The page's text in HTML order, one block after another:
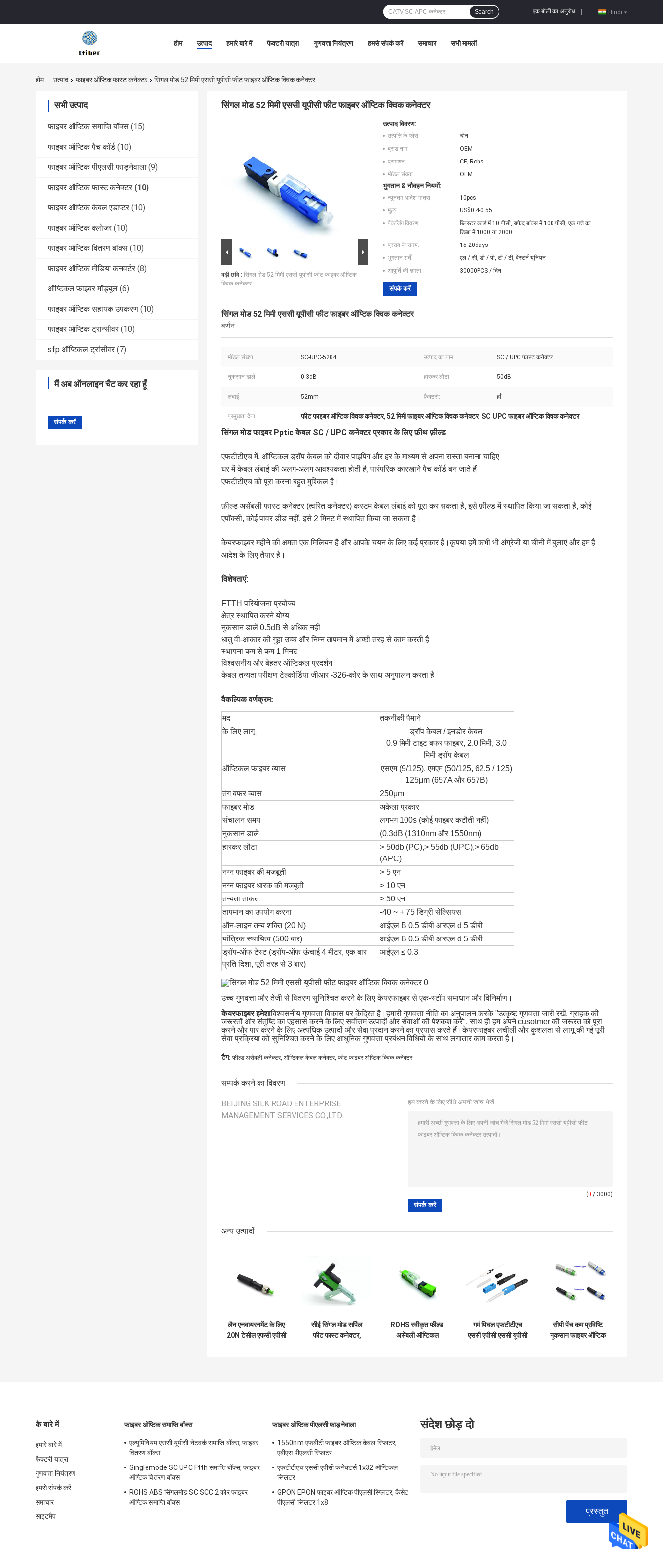
Hindi
एक बोली का अनुरोध
Search
होम उत्पाद हमारे बारे में फैक्टरी यात्रा गुणवत्ता नियंत्रण हमसे संपर्क करें समाचार सभी मामलों
होम उत्पाद फाइबर ऑप्टिक फास्ट कनेक्टर सिंगल मोड 52 मिमी एससी यूपीसी फीट फाइबर ऑप्टिक क्विक कनेक्टर
सभी उत्पाद
फाइबर ऑप्टिक समाप्ति बॉक्स (15)
फाइबर ऑप्टिक पैच कॉर्ड (10)
फाइबर ऑप्टिक पीएलसी फाड़नेवाला (9)
फाइबर ऑप्टिक फास्ट कनेक्टर (10)
फाइबर ऑप्टिक केबल एडाप्टर (10)
फाइबर ऑप्टिक क्लोजर (10)
फाइबर ऑप्टिक वितरण बॉक्स (10)
फाइबर ऑप्टिक मीडिया कनवर्टर (8)
ऑप्टिकल फाइबर मॉड्यूल (6)
फाइबर ऑप्टिक सहायक उपकरण (10)
फाइबर ऑप्टिक ट्रान्सीवर (10)
sfp ऑप्टिकल ट्रांसीवर (7)
मैं अब ऑनलाइन चैट कर रहा हूँ
सिंगल मोड 52 मिमी एससी यूपीसी फीट फाइबर ऑप्टिक क्विक कनेक्टर
बड़ी छवि : सिंगल मोड 52 मिमी एससी यूपीसी फीट फाइबर ऑप्टिक
क्विक कनेक्टर
उत्पाद विवरण:
उत्पत्ति के प्लेस:
चीन
ब्रांड नाम:
OEM
प्रमाणन:
CE; Rohs
मॉडल संख्या:
OEM
भुगतान & नौवहन नियमों:
न्यूनतम आदेश मात्रा:
10pcs
मूल्य:
US$0.4-0.55
पैकेजिंग विवरण:
ब्लिस्टर कार्ड में 10 पीसी, सफेद बॉक्स में 100 पीसी, एक गत्ते का
डिब्बा में 1000 या 2000
प्रसव के समय:
15-20days
भुगतान शर्तें:
एल / सी, डी / पी, टी / टी, वेस्टर्न यूनियन
आपूर्ति की क्षमता:
30000PCS / दिन
संपर्क करें
सिंगल मोड 52 मिमी एससी यूपीसी फीट फाइबर ऑप्टिक क्विक कनेक्टर
वर्णन
मॉडल संख्या: SC-UPC-5204 उत्पाद का नाम: SC / UPC फास्ट कनेक्टर
नुकसान डालें: 0.3dB हारकर लौटा: 50dB
लंबाई: 52mm फ़ैक्टरी: हाँ
प्रमुखता देना: फीट फाइबर ऑप्टिक क्विक कनेक्टर, 52 मिमी फाइबर ऑप्टिक क्विक कनेक्टर, SC UPC फाइबर ऑप्टिक क्विक कनेक्टर
सिंगल मोड फाइबर Pptic केबल SC / UPC कनेक्टर प्रकार के लिए फ़ीथ फ़ील्ड
एफटीटीएच में, ऑप्टिकल ड्रॉप केबल को दीवार पाइपिंग और हर के माध्यम से अपना रास्ता बनाना चाहिए
घर में केबल लंबाई की अलग-अलग आवश्यकता होती है, पारंपरिक कारखाने पैच कॉर्ड बन जाते हैं
एफटीटीएच को पूरा करना बहुत मुश्किल है।
फ़ील्ड असेंबली फास्ट कनेक्टर (त्वरित कनेक्टर) कस्टम केबल लंबाई को पूरा कर सकता है, इसे फ़ील्ड में स्थापित किया जा सकता है, कोई
एपॉक्सी, कोई पावर डीड नहीं, इसे 2 मिनट में स्थापित किया जा सकता है।
केयरफाइबर महीने की क्षमता एक मिलियन है और आपके चयन के लिए कई प्रकार हैं।कृपया हमें कभी भी अंग्रेजी या चीनी में बुलाएं और हम हैं
आदेश के लिए तैयार है।
विशेषताएं:
FTTH परियोजना प्रयोज्य
क्षेत्र स्थापित करने योग्य
नुकसान डालें 0.5dB से अधिक नहीं
धातु वी-आकार की गुहा उच्च और निम्न तापमान में अच्छी तरह से काम करती है
स्थापना कम से कम 1 मिनट
विश्वसनीय और बेहतर ऑप्टिकल प्रदर्शन
केबल तन्यता परीक्षण टेल्कोर्डिया जीआर -326-कोर के साथ अनुपालन करता है
वैकल्पिक वर्णक्रम:
मद
तकनीकी पैमाने
के लिए लागू
ड्रॉप केबल / इनडोर केबल
0.9 मिमी टाइट बफर फाइबर, 2.0 मिमी, 3.0
मिमी ड्रॉप केबल
ऑप्टिकल फाइबर व्यास
एसएम (9/125), एमएम (50/125, 62.5 / 125)
125μm (657A और 657B)
तंग बफर व्यास
250μm
फाइबर मोड
अकेला प्रकार
संचालन समय
लगभग 100s (कोई फाइबर कटौती नहीं)
नुकसान डालें
(0.3dB (1310nm और 1550nm)
हारकर लौटा
> 50db (PC),> 55db (UPC),> 65db
(APC)
नग्न फाइबर की मजबूती
> 5 एन
नग्न फाइबर धारक की मजबूती
> 10 एन
तन्यता ताकत
> 50 एन
तापमान का उपयोग करना
-40 ~ + 75 डिग्री सेल्सियस
ऑन-लाइन तन्य शक्ति (20 N)
आईएल B 0.5 डीबी आरएल d 5 डीबी
यांत्रिक स्थायित्व (500 बार)
आईएल B 0.5 डीबी आरएल d 5 डीबी
ड्रॉप-ऑफ टेस्ट (ड्रॉप-ऑफ ऊंचाई 4 मीटर, एक बार
प्रति दिशा, पूरी तरह से 3 बार)
आईएल ≤ 0.3
उच्च गुणवत्ता और तेजी से वितरण सुनिश्चित करने के लिए केयरफाइबर से एक-स्टॉप समाधान और विनिर्माण।
केयरफाइबर हमेशाविश्वसनीय गुणवत्ता विकास पर केंद्रित है।हमारी गुणवत्ता नीति का अनुपालन करके "उत्कृष्ट गुणवत्ता जारी रखें, ग्राहक की
जरूरतों और संतुष्टि का एहसास करने के लिए सर्वोत्तम उत्पादों और सेवाओं की पेशकश करें", साथ ही हम अपने cusotmer की जरूरत को पूरा
करने और पार करने के लिए अत्यधिक उत्पादों और सेवा प्रदान करने का प्रयास करते हैं।केयरफाइबर लचीली और कुशलता से लागू की गई पूरी
सेवा प्रक्रिया को सुनिश्चित करने के लिए आधुनिक गुणवत्ता प्रबंधन विधियों के साथ लगातार काम करता है।
टैग: फील्ड असेंबली कनेक्टर, ऑप्टिकल केबल कनेक्टर, फीट फाइबर ऑप्टिक क्विक कनेक्टर
सम्पर्क करने का विवरण
BEIJING SILK ROAD ENTERPRISE
MANAGEMENT SERVICES CO.,LTD.
हम करने के लिए सीधे अपनी जांच भेजें
(0 / 3000)
अन्य उत्पादों
लैन एनवायरनमेंट के लिए
20N टेसील एफसी एपीसी
सीई सिंगल मोड सर्पिल
फीट फास्ट कनेक्टर,
ROHS स्वीकृत फील्ड
असेंबली ऑप्टिकल
गर्म पिघल एफटीटीएच
एससी एपीसी एससी यूपीसी
सीपी पेंच कम प्रविष्टि
नुकसान फाइबर ऑप्टिक
के बारे में
हमारे बारे में
फैक्टरी यात्रा
गुणवत्ता नियंत्रण
हमसे संपर्क करें
समाचार
साइटमैप
फाइबर ऑप्टिक समाप्ति बॉक्स
एल्यूमिनियम एससी यूपीसी नेटवर्क समाप्ति बॉक्स, फाइबर
वितरण बॉक्स
Singlemode SC UPC Ftth समाप्ति बॉक्स, फाइबर
ऑप्टिक वितरण बॉक्स
ROHS ABS सिंगलमोड SC SCC 2 कोर फाइबर
ऑप्टिक समाप्ति बॉक्स
फाइबर ऑप्टिक पीएलसी फाड़नेवाला
1550nm एफबीटी फाइबर ऑप्टिक केबल स्प्लिटर,
एबीएस पीएलसी स्प्लिटर
एफटीटीएच एससी एपीसी कनेक्टर्स 1x32 ऑप्टिकल
स्प्लिटर
GPON EPON फाइबर ऑप्टिक पीएलसी स्प्लिटर, कैसेट
पीएलसी स्प्लिटर 1x8
संदेश छोड़ दो